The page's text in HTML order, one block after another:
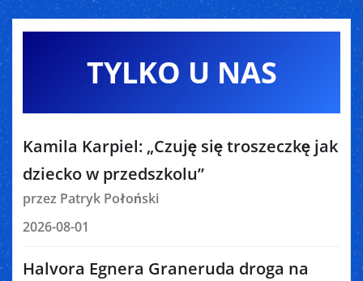
TYLKO U NAS
Kamila Karpiel: „Czuję się troszeczkę jak
dziecko w przedszkolu”
przez Patryk Połoński
2026-08-01
Halvora Egnera Graneruda droga na